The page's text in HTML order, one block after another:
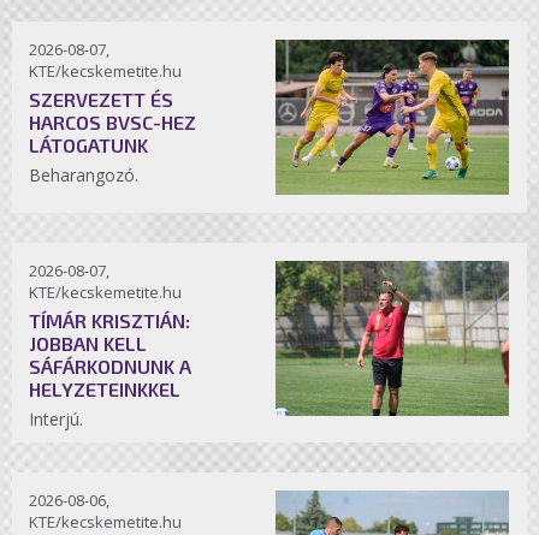
2026-08-07,
KTE/kecskemetite.hu
SZERVEZETT ÉS
HARCOS BVSC-HEZ
LÁTOGATUNK
Beharangozó.
2026-08-07,
KTE/kecskemetite.hu
TÍMÁR KRISZTIÁN:
JOBBAN KELL
SÁFÁRKODNUNK A
HELYZETEINKKEL
Interjú.
2026-08-06,
KTE/kecskemetite.hu